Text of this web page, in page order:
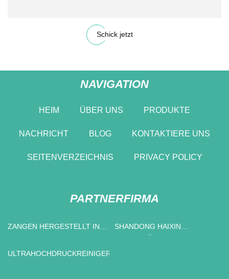
Schick jetzt
NAVIGATION
HEIM ÜBER UNS PRODUKTE
NACHRICHT BLOG KONTAKTIERE UNS
SEITENVERZEICHNIS PRIVACY POLICY
PARTNERFIRMA
ZANGEN HERGESTELLT IN
SHANDONG HAIXIN
ULTRAHOCHDRUCKREINIGER